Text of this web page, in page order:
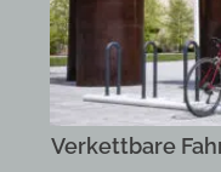
Verkettbare